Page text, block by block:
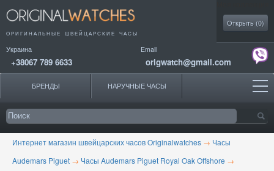
ОРИГИНАЛЬНЫЕ ШВЕЙЦАРСКИЕ ЧАСЫ
Украина
+38067 789 6633
Email
origwatch@gmail.com
Открыть (0)
БРЕНДЫ НАРУЧНЫЕ ЧАСЫ
Интернет магазин швейцарских часов Originalwatches → Часы
Audemars Piguet → Часы Audemars Piguet Royal Oak Offshore →